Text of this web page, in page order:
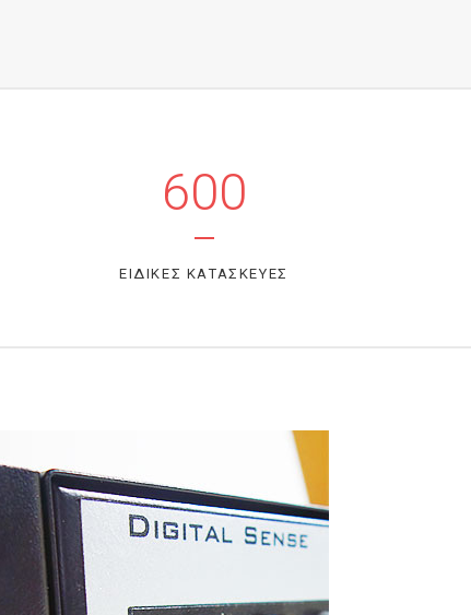
600
ΕΙΔΙΚΕΣ ΚΑΤΑΣΚΕΥΕΣ